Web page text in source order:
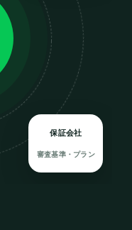
保証会社
審査基準・プラン